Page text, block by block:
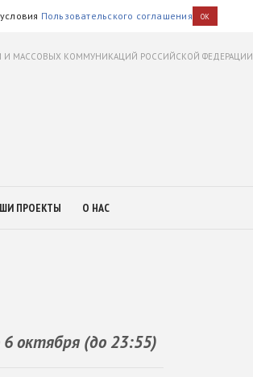
Пользовательского соглашения OK
И МАССОВЫХ КОММУНИКАЦИЙ РОССИЙСКОЙ ФЕДЕРАЦИИ
ПРОЕКТЫ О НАС
6 октября (до 23:55)